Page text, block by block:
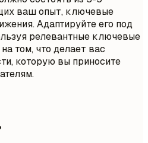
ваш опыт, ключевые
Адаптируйте его под
релевантные ключевые
том, что делает вас
которую вы приносите